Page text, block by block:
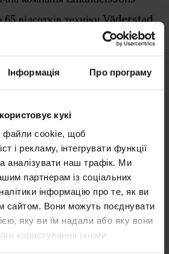
Інформація Про програму
кукі
файли cookie, щоб
і рекламу, інтегрувати функції
аналізувати наш трафік. Ми
партнерам із соціальних
інформацію про те, як ви
сайтом. Вони можуть поєднувати
яку ви їм надали або яку вони
користування їхніми
65 відсотків техніки Väderstad
року. Транспортна компанія є
техніки Väderstad.
дві нові вантажівки з
в знак подяки за плідну
Емануельссон, керівник
Emanuelssons Transport.
вантажівки Emanuelssons